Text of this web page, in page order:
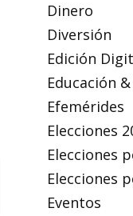
Dinero
Diversión
Edición
Educación
Efemérides
Elecciones
Elecciones
Elecciones
Eventos